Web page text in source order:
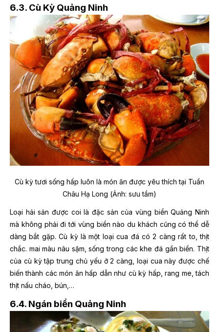
6.3. Cù Kỳ Quảng Ninh
Cù kỳ tươi sống hấp luôn là món ăn được yêu thích tại Tuần
Châu Hạ Long (Ảnh: sưu tầm)
Loại hải sản được coi là đặc sản của vùng biển Quảng Ninh
mà không phải đi tới vùng biển nào du khách cũng có thể dễ
dàng bắt gặp. Cù kỳ là một loại cua đá có 2 càng rất to, thịt
chắc. mai màu nâu sậm, sống trong các khe đá gần biển. Thịt
của cù kỳ tập trung chủ yếu ở 2 càng, loại cua này được chế
biến thành các món ăn hấp dẫn như cù kỳ hấp, rang me, tách
thịt nấu cháo, bún,…
6.4. Ngán biển Quảng Ninh